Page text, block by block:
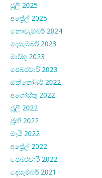
ජූලි 2025
අප්‍රේල් 2025
නොවැම්බර් 2024
දෙසැම්බර් 2023
මාර්තු 2023
පෙබරවාරි 2023
ඔක්තෝබර් 2022
අගෝස්තු 2022
ජූලි 2022
ජූනි 2022
මැයි 2022
අප්‍රේල් 2022
පෙබරවාරි 2022
දෙසැම්බර් 2021